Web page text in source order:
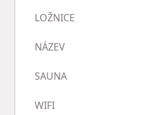
LOŽNICE
NÁZEV
SAUNA
WIFI